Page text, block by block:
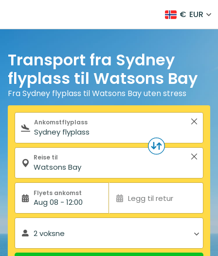
€ EUR
Transport fra Sydney
flyplass til Watsons Bay
Fra Sydney flyplass til Watsons Bay uten stress
Søkeskjema
Ankomstflyplass
Reise til
Flyets ankomst
Aug 08 - 12:00 Legg til retur
2 voksne